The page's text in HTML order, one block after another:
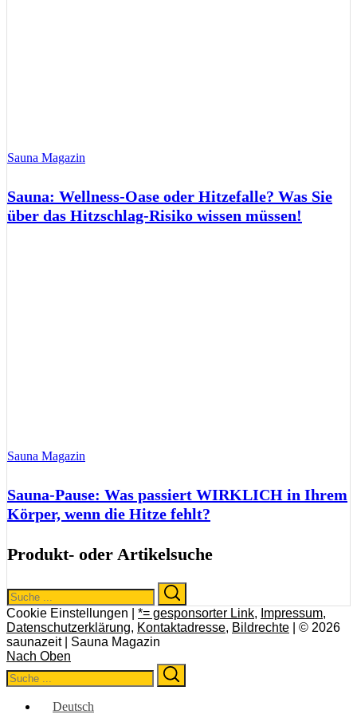
Sauna Magazin
Sauna: Wellness-Oase oder Hitzefalle? Was Sie
über das Hitzschlag-Risiko wissen müssen!
Sauna Magazin
Sauna-Pause: Was passiert WIRKLICH in Ihrem
Körper, wenn die Hitze fehlt?
Produkt- oder Artikelsuche
Search
for:
Cookie Einstellungen | *= gesponsorter Link, Impressum,
Datenschutzerklärung, Kontaktadresse, Bildrechte | © 2026
saunazeit | Sauna Magazin
Nach Oben
Search
for:
Deutsch